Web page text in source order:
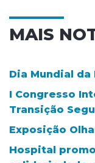
MAIS
Dia Mundial
I Congresso
Transição
Exposição
Hospital